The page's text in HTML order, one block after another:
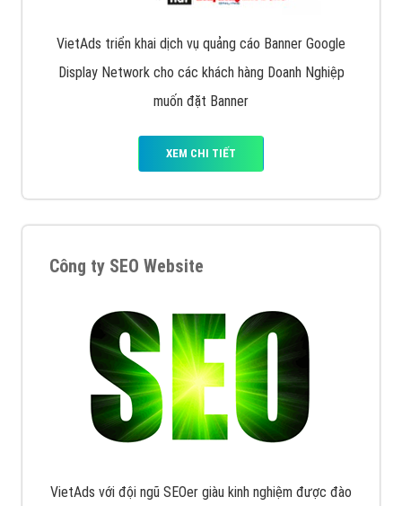
VietAds triển khai dịch vụ quảng cáo Banner Google
Display Network cho các khách hàng Doanh Nghiệp
muốn đặt Banner
XEM CHI TIẾT
Công ty SEO Website
VietAds với đội ngũ SEOer giàu kinh nghiệm được đào